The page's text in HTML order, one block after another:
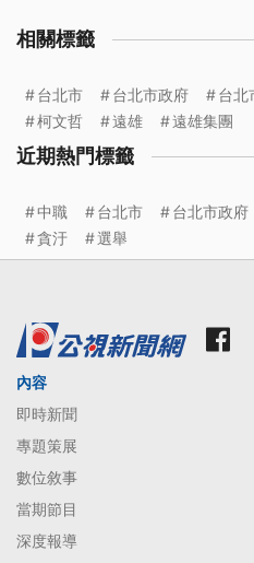
相關標籤
台北市 台北市政府 台北
柯文哲
遠雄 遠雄集團
近期熱門標籤
中職 台北市 台北市政府
貪汙
選舉
內容
即時新聞
專題策展
數位敘事
當期節目
深度報導